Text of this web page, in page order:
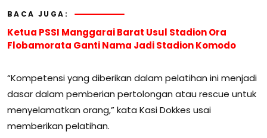
BACA JUGA:
Ketua PSSI Manggarai Barat Usul Stadion Ora
Flobamorata Ganti Nama Jadi Stadion Komodo
“Kompetensi yang diberikan dalam pelatihan ini menjadi
dasar dalam pemberian pertolongan atau rescue untuk
menyelamatkan orang,” kata Kasi Dokkes usai
memberikan pelatihan.